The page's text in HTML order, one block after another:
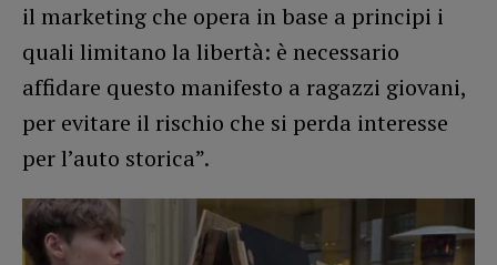
il marketing che opera in base a principi i
quali limitano la libertà: è necessario
affidare questo manifesto a ragazzi giovani,
per evitare il rischio che si perda interesse
per l’auto storica”.